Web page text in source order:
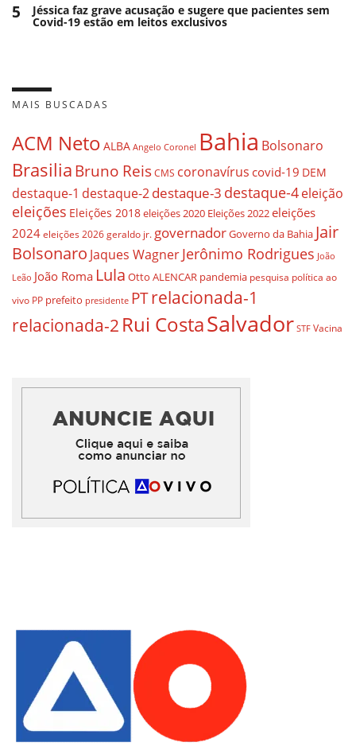
5 Jéssica faz grave acusação e sugere que pacientes sem
Covid-19 estão em leitos exclusivos
MAIS BUSCADAS
ACM Neto ALBA Angelo Coronel Bahia Bolsonaro
BrasiliaBruno ReisCMS coronavírus covid-19 DEM
destaque-1 destaque-2destaque-3 destaque-4eleição
eleições Eleições 2018eleições 2020 Eleições 2022eleições
2024 eleições 2026 geraldo jr. governadorGoverno da Bahia Jair
Bolsonaro Jaques WagnerJerônimo Rodrigues João
Leão João Roma Lula Otto ALENCAR pandemia pesquisa política ao
vivo PP prefeito presidente PTrelacionada-1
relacionada-2 Rui CostaSalvador STF Vacina